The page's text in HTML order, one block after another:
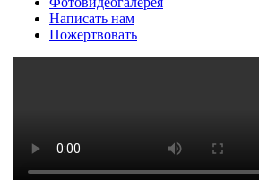
Написать нам
Пожертвовать